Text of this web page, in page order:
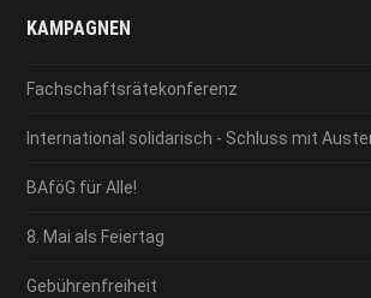
KAMPAGNEN
Fachschaftsrätekonferenz
International solidarisch - Schluss mit
BAföG für Alle!
8. Mai als Feiertag
Gebührenfreiheit